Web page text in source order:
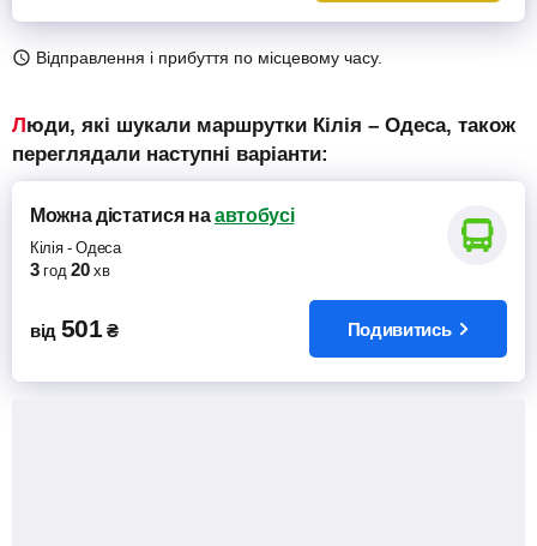
Відправлення і прибуття по місцевому часу.
Люди, які шукали маршрутки Кілія – Одеса, також
переглядали наступні варіанти:
Можна дістатисяна автобусі
Кілія-Одеса
3 год 20 хв
від 501 ₴ Подивитись